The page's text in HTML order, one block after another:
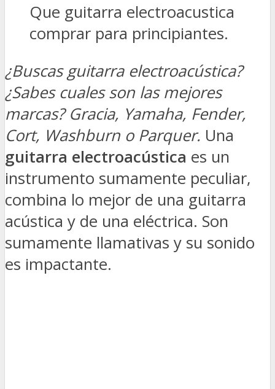
Que guitarra electroacustica
comprar para principiantes.
¿Buscas guitarra electroacústica?
¿Sabes cuales son las mejores
marcas? Gracia, Yamaha, Fender,
Cort, Washburn o Parquer. Una
guitarra electroacústica es un
instrumento sumamente peculiar,
combina lo mejor de una guitarra
acústica y de una eléctrica. Son
sumamente llamativas y su sonido
es impactante.